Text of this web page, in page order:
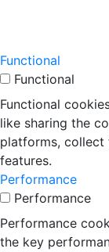
Functional
Functional
Functional
like sharing the
platforms,
features.
Performance
Performance
Performance
the key